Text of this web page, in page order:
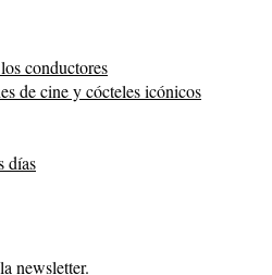
conductores
de cine y cócteles icónicos
días
newsletter.